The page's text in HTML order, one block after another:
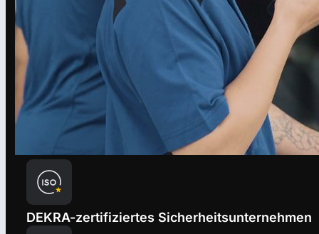
DEKRA-zertifiziertes Sicherheitsunternehmen